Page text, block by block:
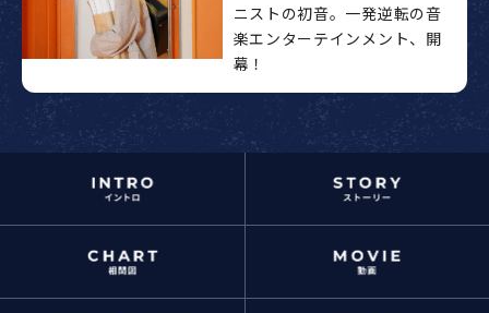
ニストの初音。一発逆転の音
楽エンターテインメント、開
幕！